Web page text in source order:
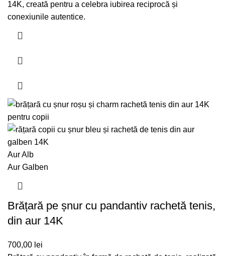
14K, creată pentru a celebra iubirea reciprocă și
conexiunile autentice.
Aur Alb
Aur Galben
Brățară pe șnur cu pandantiv rachetă tenis,
din aur 14K
700,00 lei